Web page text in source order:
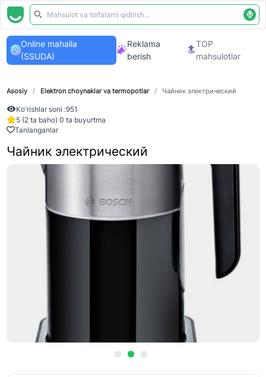
Online mahalla
(SSUDA)
Reklama
berish
TOP
mahsulotlar
Asosiy / Elektron choynaklar va termopotlar / Чайник электрический
Ko'rishlar soni :951
5 (2 ta baho) 0 ta buyurtma
Tanlanganlar
Чайник электрический